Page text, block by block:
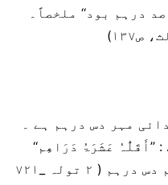
درہم بود‘‘ ملخصاً۔
مہر دس درہم ہے ۔
عَشَرَۃُ دَرَاھِم‘‘
یعنی مہر کی مقدار کم از کم دس درہم ( ۲ تولہ _۷۲۱